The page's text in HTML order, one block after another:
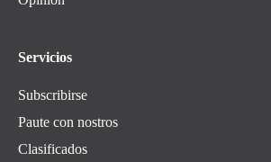
Servicios
Subscribirse
Paute con nostros
Clasificados